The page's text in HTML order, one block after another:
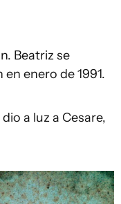
Beatriz se
enero de 1991.
a luz a Cesare,